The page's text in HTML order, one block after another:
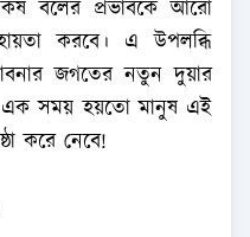
বলের প্রভাবকে আরো
করবে। এ উপলব্ধি
জগতের নতুন দুয়ার
এক সময় হয়তো মানুষ এই
করে নেবে!